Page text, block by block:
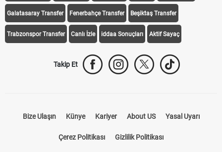
Galatasaray Transfer Fenerbahçe Transfer Beşiktaş Transfer
Trabzonspor Transfer Canlı İzle iddaa Sonuçları Aktif Sayaç
Takip Et
Bize Ulaşın Künye Kariyer About US Yasal Uyarı
Çerez Politikası Gizlilik Politikası